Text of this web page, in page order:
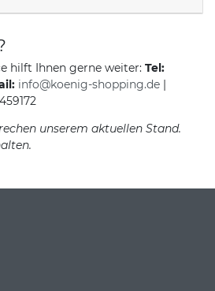
hilft Ihnen gerne weiter: Tel:
info@koenig-shopping.de |
unserem aktuellen Stand.